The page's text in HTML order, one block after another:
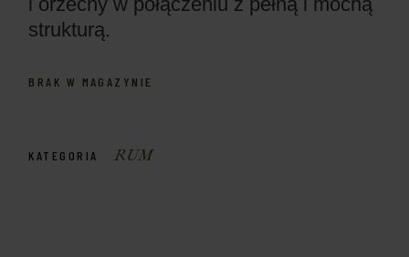
strukturą.
BRAK W MAGAZYNIE
KATEGORIA RUM